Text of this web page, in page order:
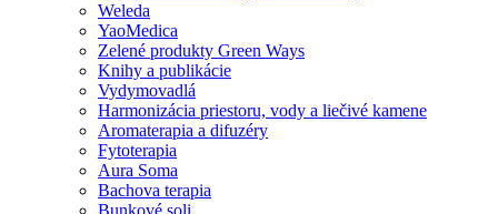
Weleda
YaoMedica
Zelené produkty Green Ways
Knihy a publikácie
Vydymovadlá
Harmonizácia priestoru, vody a liečivé kamene
Aromaterapia a difuzéry
Fytoterapia
Aura Soma
Bachova terapia